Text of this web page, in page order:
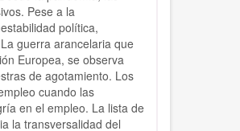
Pese a la
política,
guerra arancelaria que
Europea, se observa
de agotamiento. Los
cuando las
en el empleo. La lista de
la transversalidad del